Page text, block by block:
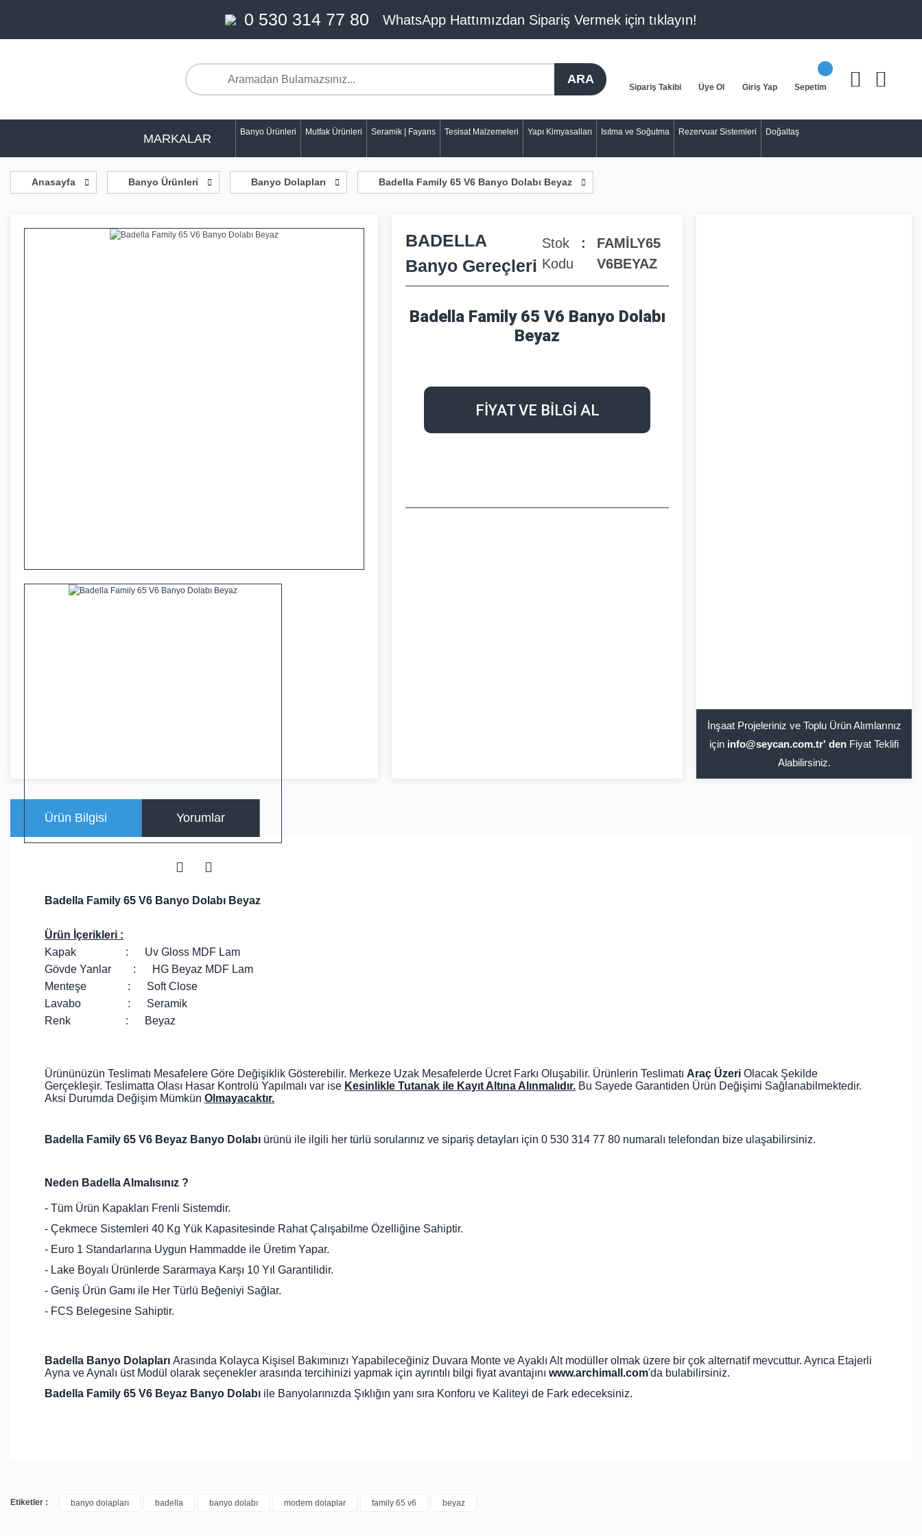
0 530 314 77 80 WhatsApp Hattımızdan Sipariş Vermek için tıklayın!
ARA
Sipariş Takibi Üye Ol Giriş Yap Sepetim
MARKALAR Banyo Ürünleri Mutfak Ürünleri Seramik | Fayans Tesisat Malzemeleri Yapı Kimyasalları Isıtma ve Soğutma Rezervuar Sistemleri Doğaltaş
Anasayfa Banyo Ürünleri Banyo Dolapları Badella Family 65 V6 Banyo Dolabı Beyaz
BADELLA
Banyo Gereçleri
Stok
Kodu
FAMİLY65
V6BEYAZ
Badella Family 65 V6 Banyo Dolabı
Beyaz
FİYAT VE BİLGİ AL
İnşaat Projeleriniz ve Toplu Ürün Alımlarınız
için info@seycan.com.tr' den Fiyat Teklifi
Alabilirsiniz.
Ürün Bilgisi Yorumlar
Badella Family 65 V6 Banyo Dolabı Beyaz
Ürün İçerikleri :
Kapak : Uv Gloss MDF Lam
Gövde Yanlar : HG Beyaz MDF Lam
Menteşe : Soft Close
Lavabo : Seramik
Renk : Beyaz
Ürününüzün Teslimatı Mesafelere Göre Değişiklik Gösterebilir. Merkeze Uzak Mesafelerde Ücret Farkı Oluşabilir. Ürünlerin Teslimatı Araç Üzeri Olacak Şekilde
Gerçekleşir. Teslimatta Olası Hasar Kontrolü Yapılmalı var ise Kesinlikle Tutanak ile Kayıt Altına Alınmalıdır. Bu Sayede Garantiden Ürün Değişimi Sağlanabilmektedir.
Aksi Durumda Değişim Mümkün Olmayacaktır.
Badella Family 65 V6 Beyaz Banyo Dolabı ürünü ile ilgili her türlü sorularınız ve sipariş detayları için 0 530 314 77 80 numaralı telefondan bize ulaşabilirsiniz.
Neden Badella Almalısınız ?
- Tüm Ürün Kapakları Frenli Sistemdir.
- Çekmece Sistemleri 40 Kg Yük Kapasitesinde Rahat Çalışabilme Özelliğine Sahiptir.
- Euro 1 Standarlarına Uygun Hammadde ile Üretim Yapar.
- Lake Boyalı Ürünlerde Sararmaya Karşı 10 Yıl Garantilidir.
- Geniş Ürün Gamı ile Her Türlü Beğeniyi Sağlar.
- FCS Belegesine Sahiptir.
Badella Banyo Dolapları Arasında Kolayca Kişisel Bakımınızı Yapabileceğiniz Duvara Monte ve Ayaklı Alt modüller olmak üzere bir çok alternatif mevcuttur. Ayrıca Etajerli
Ayna ve Aynalı üst Modül olarak seçenekler arasında tercihinizi yapmak için ayrıntılı bilgi fiyat avantajını www.archimall.com'da bulabilirsiniz.
Badella Family 65 V6 Beyaz Banyo Dolabı ile Banyolarınızda Şıklığın yanı sıra Konforu ve Kaliteyi de Fark edeceksiniz.
Etiketler : banyo dolapları badella banyo dolabı modern dolaplar family 65 v6 beyaz